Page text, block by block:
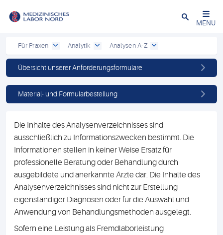
Schließen
MENU
Für Praxen Analytik Analysen A-Z
Übersicht unserer Anforderungsformulare
Material- und Formularbestellung
Die Inhalte des Analysenverzeichnisses sind
ausschließlich zu Informationszwecken bestimmt. Die
Informationen stellen in keiner Weise Ersatz für
professionelle Beratung oder Behandlung durch
ausgebildete und anerkannte Ärzte dar. Die Inhalte des
Analysenverzeichnisses sind nicht zur Erstellung
eigenständiger Diagnosen oder für die Auswahl und
Anwendung von Behandlungsmethoden ausgelegt.
Sofern eine Leistung als Fremdlaborleistung